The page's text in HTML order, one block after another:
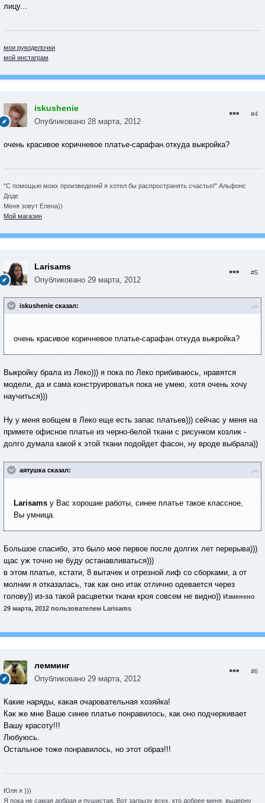
лицу...
мои рукоделочки
мой инстаграм
iskushenie
Опубликовано 28 марта, 2012
#4
очень красивое коричневое платье-сарафан.откуда выкройка?
"С помощью моих произведений я хотел бы распространять счастье!" Альфонс
Доде
Меня зовут Елена))
Мой магазин
Larisams
Опубликовано 29 марта, 2012
#5
iskushenie сказал:
очень красивое коричневое платье-сарафан.откуда выкройка?
Выкройку брала из Леко))) я пока по Леко прибиваюсь, нравятся
модели, да и сама конструироватья пока не умею, хотя очень хочу
научиться)))
Ну у меня вобщем в Леко еще есть запас платьев))) сейчас у меня на
примете офисное платье из черно-белой ткани с рисунком козлик -
долго думала какой к этой ткани подойдет фасон, ну вроде выбрала))
аятушка сказал:
Larisams у Вас хорошие работы, синее платье такое классное,
Вы умница.
Большое спасибо, это было мое первое после долгих лет перерыва)))
щас уж точно не буду останавливаться)))
в этом платье, кстати, 8 вытачек и отрезной лиф со сборками, а от
молнии я отказалась, так как оно итак отлично одевается через
голову)) из-за такой расцветки ткани кроя совсем не видно)) Изменено
29 марта, 2012 пользователем Larisams
лемминг
Опубликовано 29 марта, 2012
#6
Какие наряды, какая очаровательная хозяйка!
Как же мне Ваше синее платье понравилось, как оно подчеркивает
Вашу красоту!!!
Любуюсь.
Остальное тоже понравилось, но этот образ!!!
Юля я )))
Я пока не самая добрая и пушистая. Вот загрызу всех, кто добрее меня, выдерну